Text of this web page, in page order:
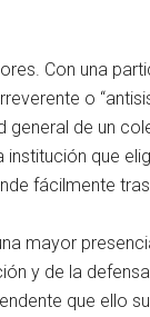
Con una
o
de un
que
fácilmente
mayor
y de la
que ello